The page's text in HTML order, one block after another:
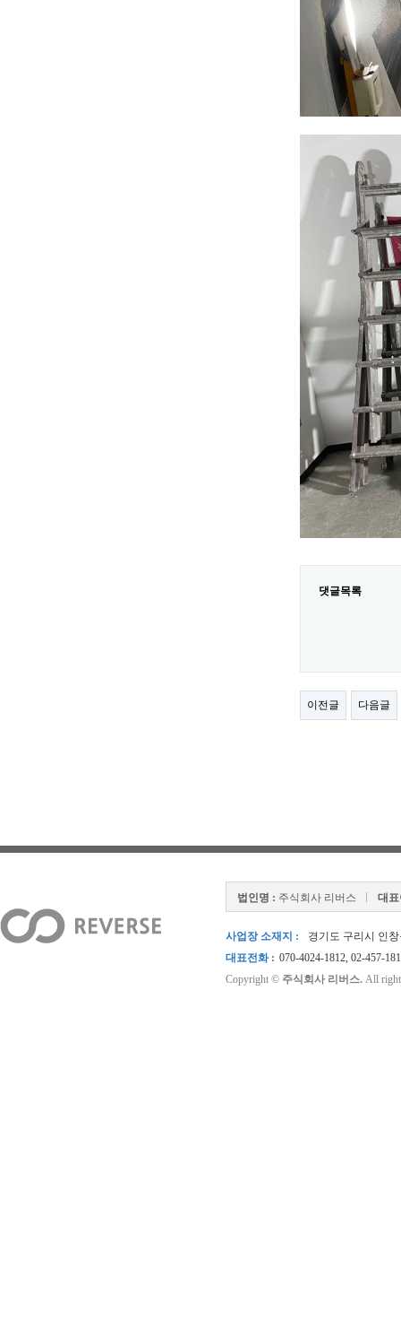
댓글목록
이전글 다음글
법인명 : 주식회사 리버스 대
사업장 소재지 :
경기도 구리시 인
대표전화 : 070-4024-1812, 02-457-
Copyright © 주식회사 리버스. All